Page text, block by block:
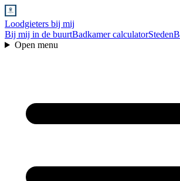
Loodgieters bij mij
Bij mij in de buurtBadkamer calculatorSteden
Open menu